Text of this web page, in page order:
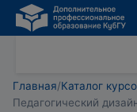
Главная/Каталог
Педагогический